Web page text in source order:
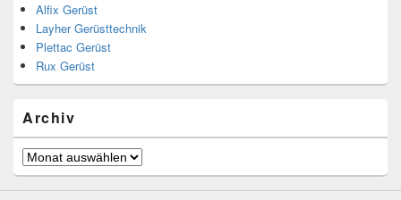
Alfix Gerüst
Layher Gerüsttechnik
Plettac Gerüst
Rux Gerüst
Archiv
Archiv